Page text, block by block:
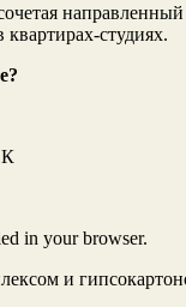
студиях.
К
in your browser.
и